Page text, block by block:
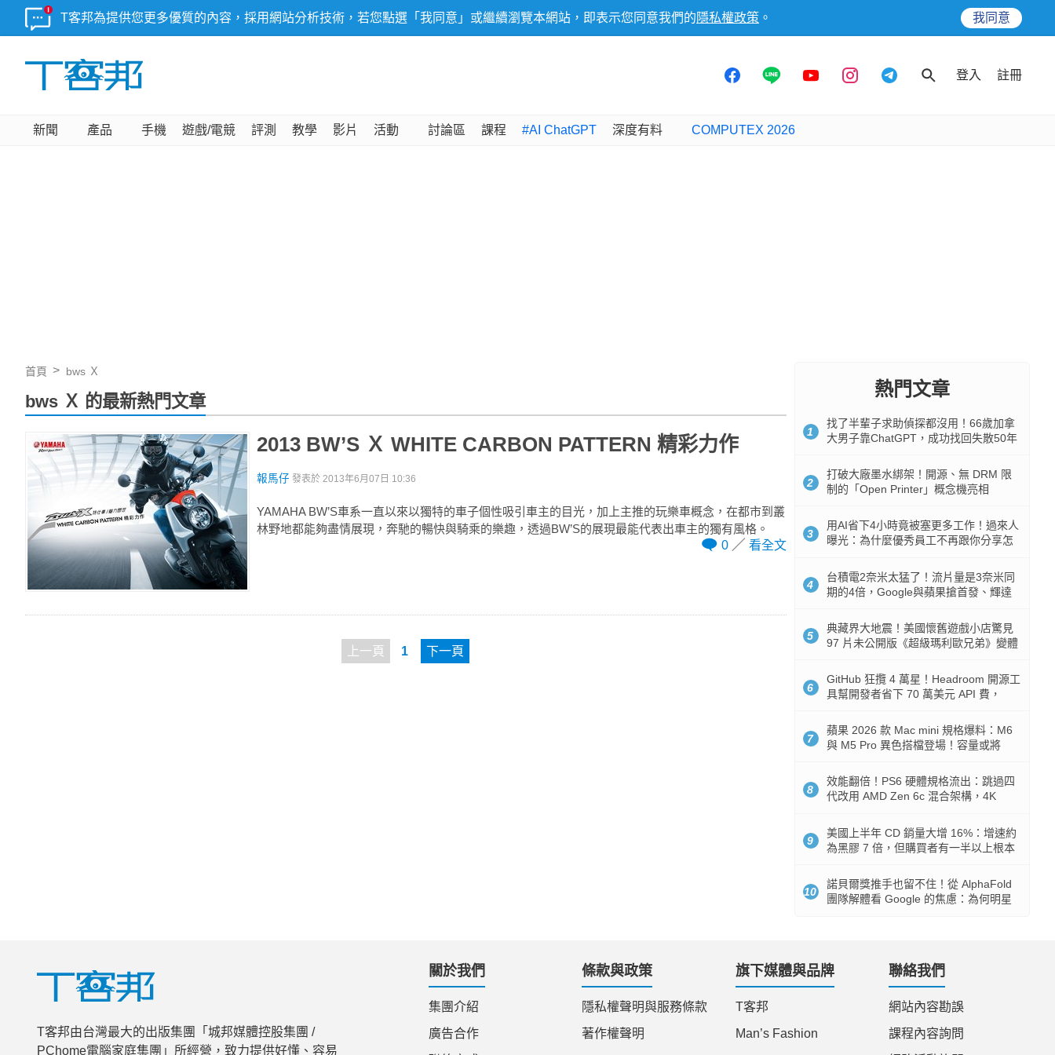
T客邦為提供您更多優質的內容，採用網站分析技術，若您點選「我同意」或繼續瀏覽本網站，即表示您同意我們的 隱私權政策 。 我同意
登入 註冊
新聞 產品 手機 遊戲/電競 評測 教學 影片 活動 討論區 課程 #AI ChatGPT 深度有料 COMPUTEX 2026
首頁 bws Ｘ
bws Ｘ 的最新熱門文章
2013 BW’S Ｘ WHITE CARBON PATTERN 精彩力作
報馬仔 發表於 2013年6月07日 10:36
YAMAHA BW’S車系一直以來以獨特的車子個性吸引車主的目光，加上主推的玩樂車概念，在都市到叢
林野地都能夠盡情展現，奔馳的暢快與騎乘的樂趣，透過BW’S的展現最能代表出車主的獨有風格。
0
看全文
上一頁 1 下一頁
熱門文章
1
找了半輩子求助偵探都沒用！66歲加拿
大男子靠ChatGPT，成功找回失散50年
2
打破大廠墨水綁架！開源、無 DRM 限
制的「Open Printer」概念機亮相
3
用AI省下4小時竟被塞更多工作！過來人
曝光：為什麼優秀員工不再跟你分享怎
4
台積電2奈米太猛了！流片量是3奈米同
期的4倍，Google與蘋果搶首發、輝達
5
典藏界大地震！美國懷舊遊戲小店驚見
97 片未公開版《超級瑪利歐兄弟》變體
6
GitHub 狂攬 4 萬星！Headroom 開源工
具幫開發者省下 70 萬美元 API 費，
7
蘋果 2026 款 Mac mini 規格爆料：M6
與 M5 Pro 異色搭檔登場！容量或將
8
效能翻倍！PS6 硬體規格流出：跳過四
代改用 AMD Zen 6c 混合架構，4K
9
美國上半年 CD 銷量大增 16%：增速約
為黑膠 7 倍，但購買者有一半以上根本
10
諾貝爾獎推手也留不住！從 AlphaFold
團隊解體看 Google 的焦慮：為何明星
T客邦由台灣最大的出版集團「城邦媒體控股集團 /
PChome電腦家庭集團」所經營，致力提供好懂、容易
關於我們
集團介紹
廣告合作
條款與政策
隱私權聲明與服務條款
著作權聲明
旗下媒體與品牌
T客邦
Man’s Fashion
聯絡我們
網站內容勘誤
課程內容詢問